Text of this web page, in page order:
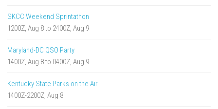
SKCC Weekend Sprintathon
1200Z, Aug 8 to 2400Z, Aug 9
Maryland-DC QSO Party
1400Z, Aug 8 to 0400Z, Aug 9
Kentucky State Parks on the Air
1400Z-2200Z, Aug 8